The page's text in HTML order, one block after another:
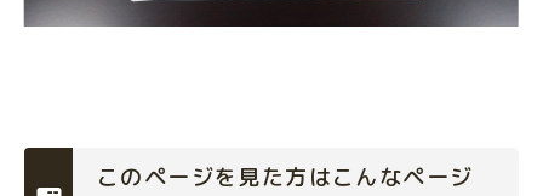
このページを見た方はこんなページ